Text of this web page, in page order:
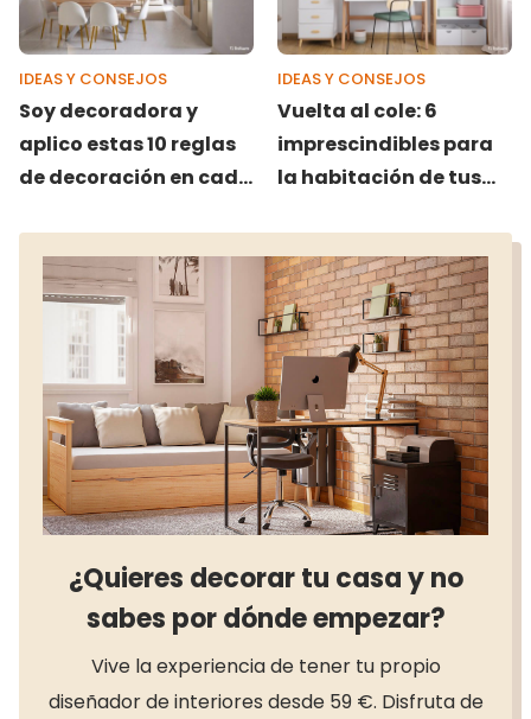
IDEAS Y CONSEJOS
Soy decoradora y
aplico estas 10 reglas
de decoración en cada
IDEAS Y CONSEJOS
Vuelta al cole: 6
imprescindibles para
la habitación de tus
¿Quieres decorar tu casa y no
sabes por dónde empezar?
Vive la experiencia de tener tu propio
diseñador de interiores desde 59 €. Disfruta de